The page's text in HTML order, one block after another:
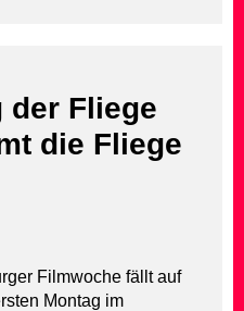
der Fliege
die Fliege
Filmwoche fällt auf
Montag im